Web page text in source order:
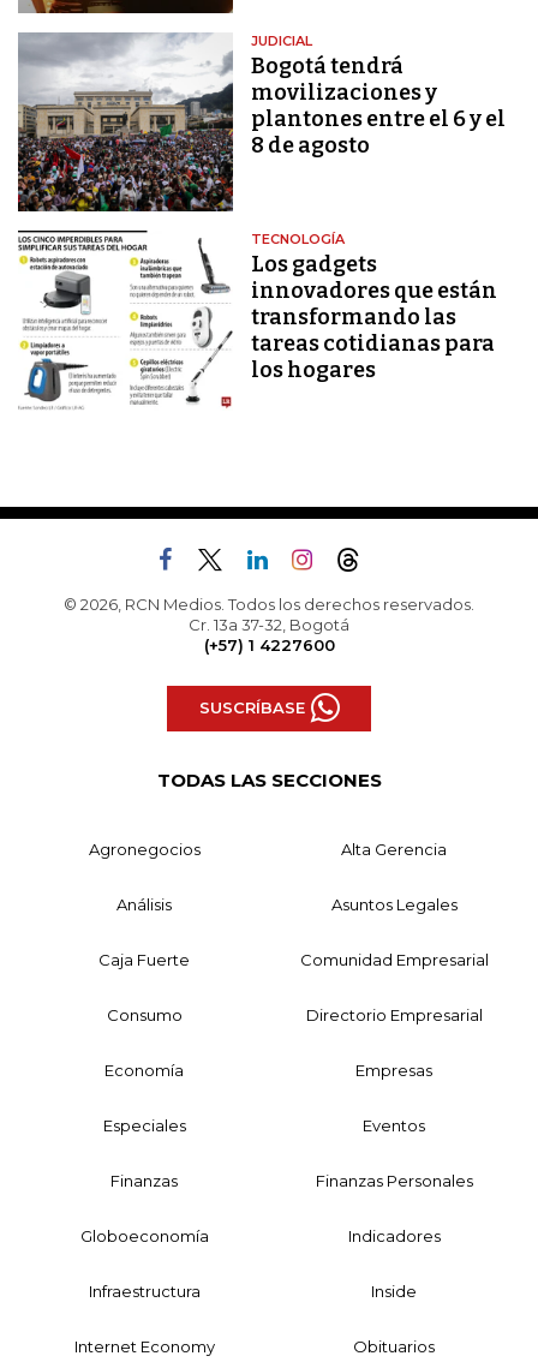
JUDICIAL
Bogotá tendrá
movilizaciones y
plantones entre el 6 y el
8 de agosto
TECNOLOGÍA
Los gadgets
innovadores que están
transformando las
tareas cotidianas para
los hogares
© 2026, RCN Medios. Todos los derechos reservados.
Cr. 13a 37-32, Bogotá
(+57) 1 4227600
SUSCRÍBASE
TODAS LAS SECCIONES
Agronegocios Alta Gerencia
Análisis Asuntos Legales
Caja Fuerte Comunidad Empresarial
Consumo Directorio Empresarial
Economía Empresas
Especiales Eventos
Finanzas Finanzas Personales
Globoeconomía Indicadores
Infraestructura Inside
Internet Economy Obituarios